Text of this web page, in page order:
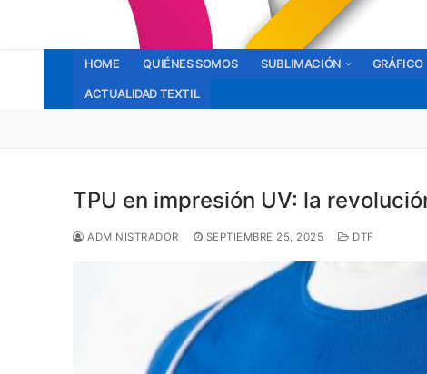
HOME QUIÉNES SOMOS SUBLIMACIÓN GRÁFICO
ACTUALIDAD TEXTIL
TPU en impresión UV: la
ADMINISTRADOR SEPTIEMBRE 25, 2025 DTF